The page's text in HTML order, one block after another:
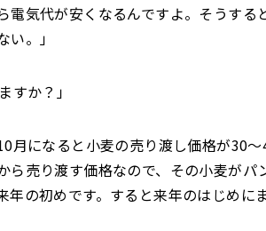
電気代が安くなるんですよ。そうする
。」
すか？」
月になると小麦の売り渡し価格が30
ら売り渡す価格なので、その小麦がパ
年の初めです。すると来年のはじめに